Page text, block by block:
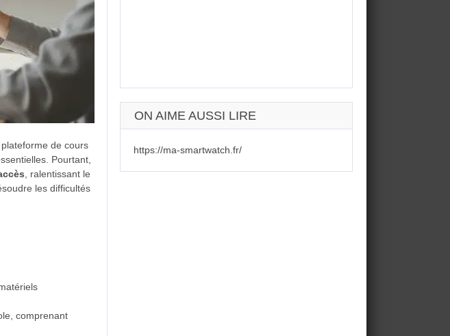
plateforme de cours
Pourtant,
, ralentissant le
les difficultés
comprenant
ON AIME AUSSI LIRE
https://ma-smartwatch.fr/